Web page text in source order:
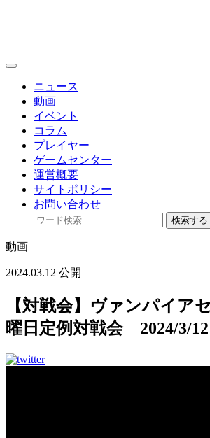
toggle
ニュース
動画
イベント
コラム
プレイヤー
ゲームセンター
運営概要
サイトポリシー
お問い合わせ
検索する
動画
2024.03.12 公開
【対戦会】ヴァンパイア
曜日定例対戦会 2024/3/12